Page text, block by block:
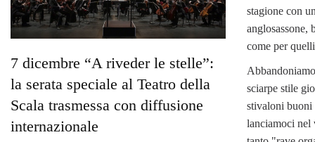
7 dicembre “A riveder le stelle”:
la serata speciale al Teatro della
Scala trasmessa con diffusione
internazionale
stagione con
anglosassone,
come per
sciarpe stile
stivaloni buoni
lanciamoci nel